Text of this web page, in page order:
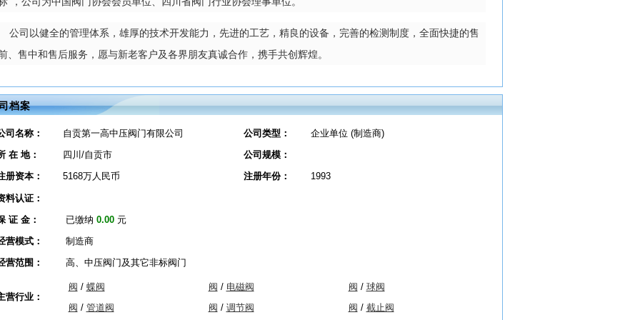
司以健全的管理体系，雄厚的技术开发能力，先进的工艺，精良的设备，完善的检测制度，全面快捷的售
、售中和售后服务，愿与新老客户及各界朋友真诚合作，携手共创辉煌。
档案
司名称： 自贡第一高中压阀门有限公司 公司类型：
企业单位 (制造商)
在 地：
四川/自贡市
公司规模：
册资本：
5168万人民币 注册年份： 1993
料认证：
证 金：
已缴纳 0.00元
营模式：
制造商
营范围：
高、中压阀门及其它非标阀门
营行业：
阀 / 蝶阀 阀 / 电磁阀 阀 / 球阀
阀 / 管道阀 阀 / 调节阀 阀 / 截止阀